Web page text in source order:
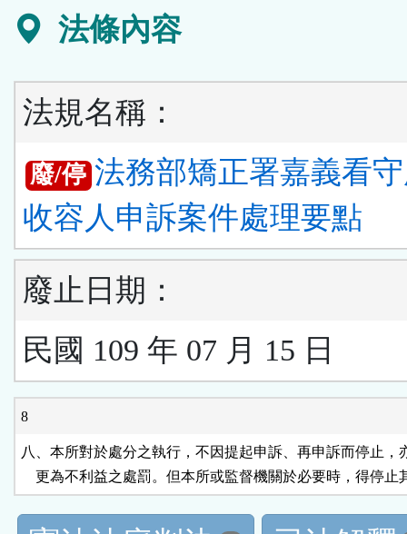
法條內容
法規名稱：
廢/停 法務部矯正署嘉義看
收容人申訴案件處理要點
廢止日期：
民國 109 年 07 月 15 日
8
八、本所對於處分之執行，不因提起申訴、再申訴而停止，
更為不利益之處罰。但本所或監督機關於必要時，得停止